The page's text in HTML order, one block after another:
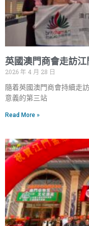
英國澳門商會走訪
2026 年 4 月 28 日
隨着英國澳門商會持續走
意義的第三站
Read More »